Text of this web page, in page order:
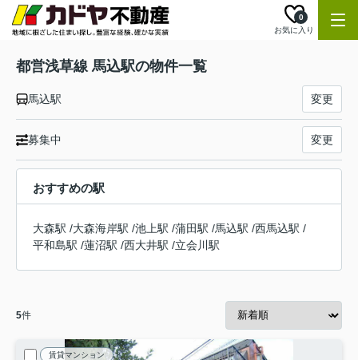
お気に入り
0
都営浅草線 馬込駅の物件一覧
馬込駅 変更
募集中 変更
おすすめの駅
大森駅 /大森海岸駅 /池上駅 /蒲田駅 /馬込駅 /西馬込駅 /
平和島駅 /蓮沼駅 /西大井駅 /立会川駅
5件
賃貸マンション